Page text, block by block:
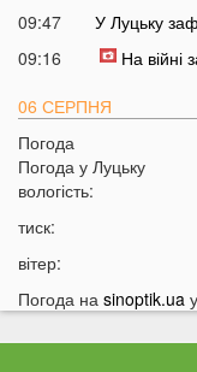
09:47
У Луцьку
09:16
На війні
06 СЕРПНЯ
21:44
21:06
19:44
Врожай під
Погода
Погода у Луцьку
вологість:
тиск:
вітер:
Погода на sinoptik.ua